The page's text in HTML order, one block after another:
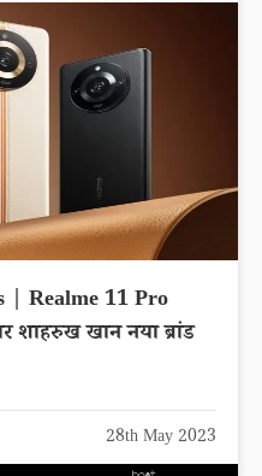
| Realme 11 Pro
शाहरुख खान नया ब्रांड
28th May 2023